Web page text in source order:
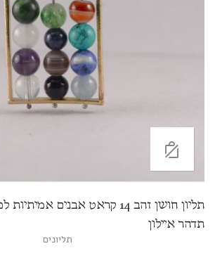
תליון חושן זהב 14 קראט אבנים
תדהר איילון
תליונים